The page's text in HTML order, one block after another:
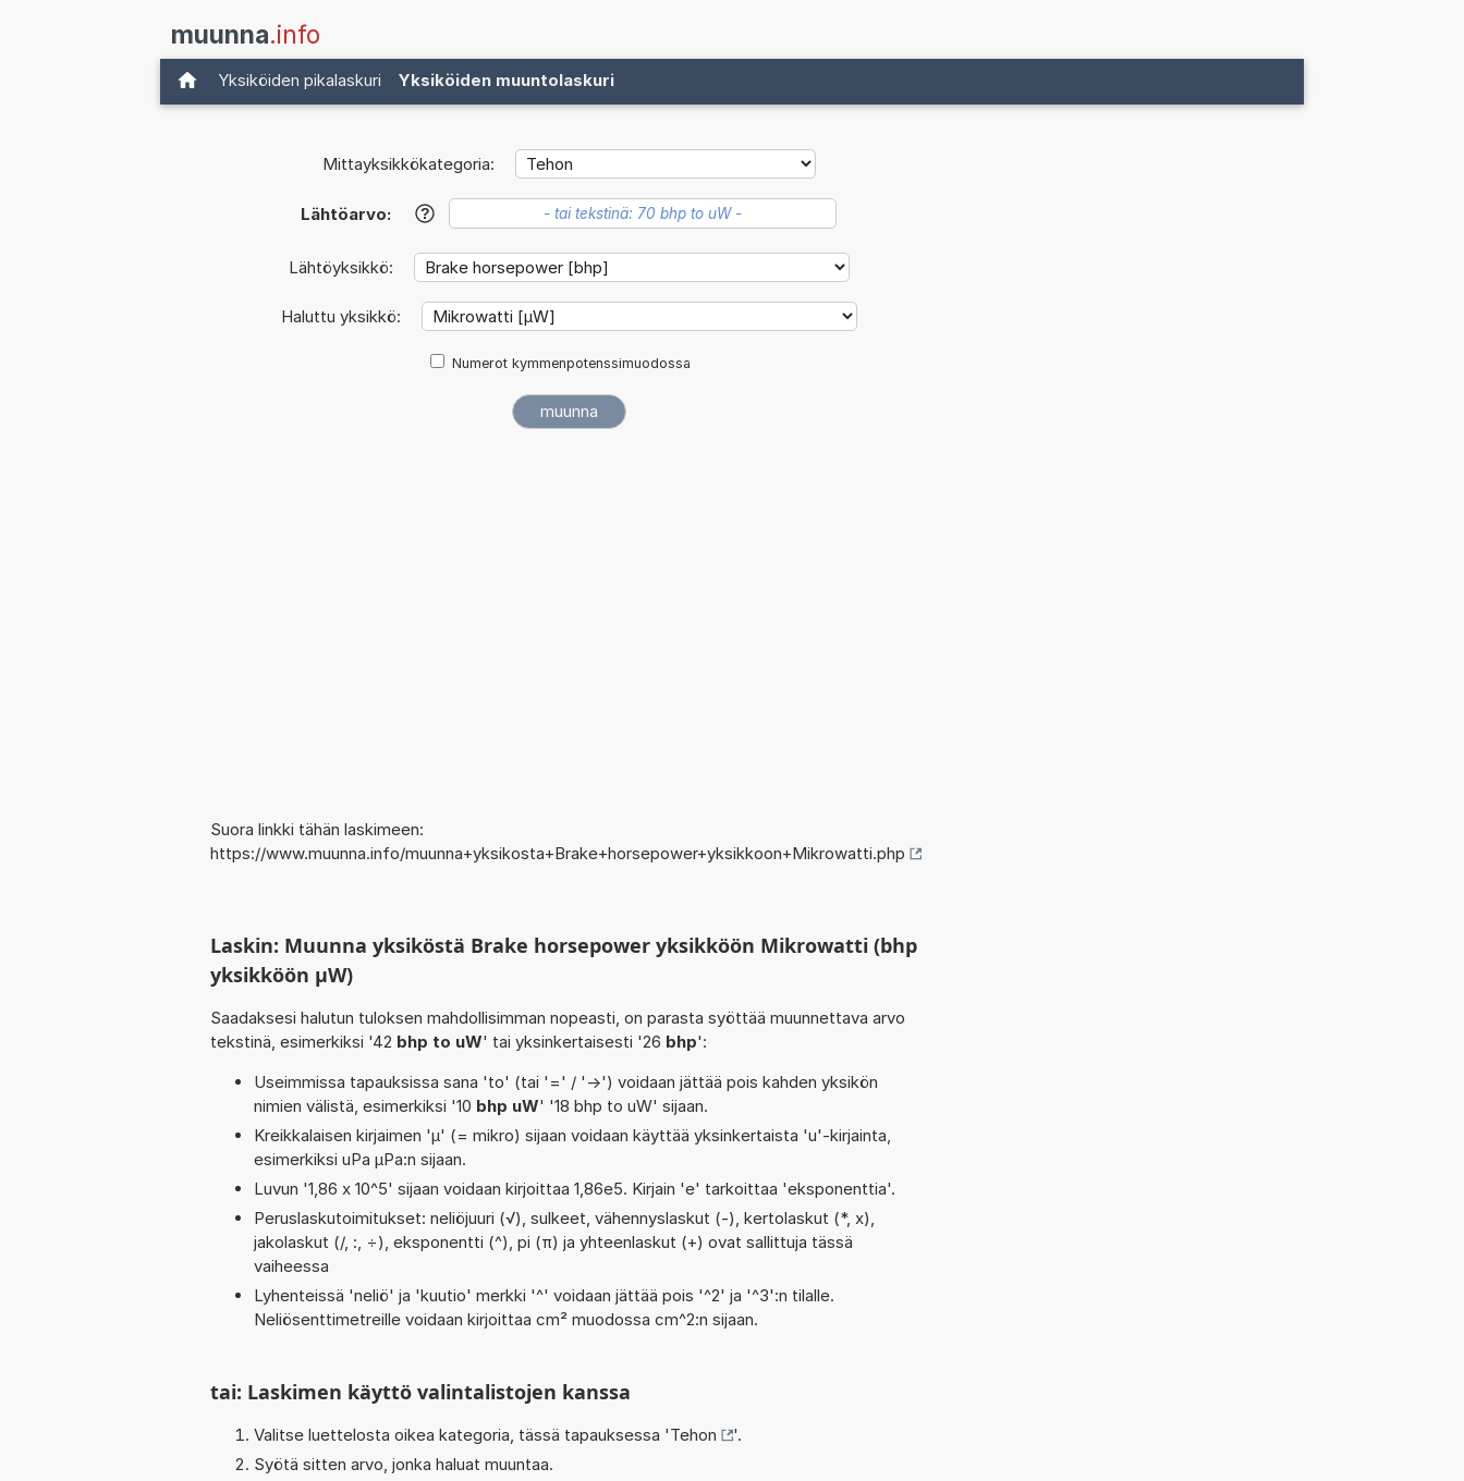
muunna.info
Yksiköiden pikalaskuri Yksiköiden muuntolaskuri
Mittayksikkökategoria:
Lähtöarvo: ?
Lähtöyksikkö:
Haluttu yksikkö:
Numerot kymmenpotenssimuodossa
Suora linkki tähän laskimeen:
https://www.muunna.info/muunna+yksikosta+Brake+horsepower+yksikkoon+Mikrowatti.php
Laskin: Muunna yksiköstä Brake horsepower yksikköön Mikrowatti (bhp
yksikköön µW)
Saadaksesi halutun tuloksen mahdollisimman nopeasti, on parasta syöttää muunnettava arvo
tekstinä, esimerkiksi '42 bhp to uW' tai yksinkertaisesti '26 bhp':
Useimmissa tapauksissa sana 'to' (tai '=' / '->') voidaan jättää pois kahden yksikön
nimien välistä, esimerkiksi '10 bhp uW' '18 bhp to uW' sijaan.
Kreikkalaisen kirjaimen 'µ' (= mikro) sijaan voidaan käyttää yksinkertaista 'u'-kirjainta,
esimerkiksi uPa µPa:n sijaan.
Luvun '1,86 x 10^5' sijaan voidaan kirjoittaa 1,86e5. Kirjain 'e' tarkoittaa 'eksponenttia'.
Peruslaskutoimitukset: neliöjuuri (√), sulkeet, vähennyslaskut (-), kertolaskut (*, x),
jakolaskut (/, :, ÷), eksponentti (^), pi (π) ja yhteenlaskut (+) ovat sallittuja tässä
vaiheessa
Lyhenteissä 'neliö' ja 'kuutio' merkki '^' voidaan jättää pois '^2' ja '^3':n tilalle.
Neliösenttimetreille voidaan kirjoittaa cm² muodossa cm^2:n sijaan.
tai: Laskimen käyttö valintalistojen kanssa
Valitse luettelosta oikea kategoria, tässä tapauksessa 'Tehon
'.
Syötä sitten arvo, jonka haluat muuntaa.